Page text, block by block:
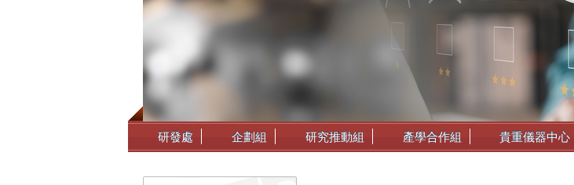
::: 研發處 企劃組 研究推動組 產學合作組 貴重儀器中心